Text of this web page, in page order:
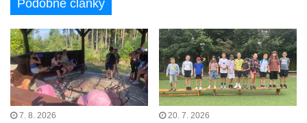
Podobné články
7. 8. 2026 20. 7. 2026